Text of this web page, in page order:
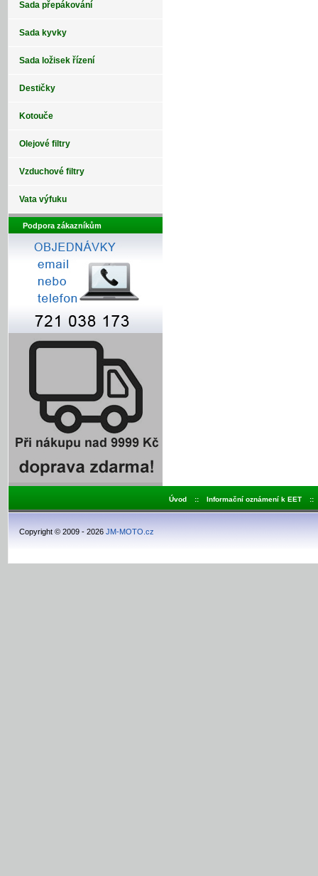
Sada přepákování
Sada kyvky
Sada ložisek řízení
Destičky
Kotouče
Olejové filtry
Vzduchové filtry
Vata výfuku
Podpora zákazníkům
Úvod :: Informační oznámení k EET ::
Copyright © 2009 - 2026 JM-MOTO.cz